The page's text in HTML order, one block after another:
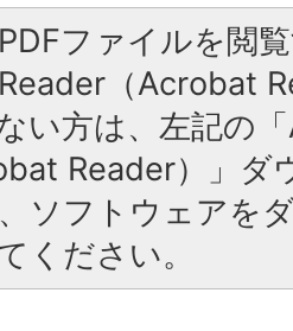
PDFファイルを閲
Reader（Acrobat
い方は、左記の
Reader）」ダ
ソフトウェアを
ください。